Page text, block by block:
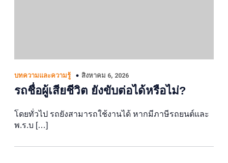
บทความและความรู้ สิงหาคม 6, 2026
รถชื่อผู้เสียชีวิต ยังขับต่อได้หรือไม่?
โดยทั่วไป รถยังสามารถใช้งานได้ หากมีภาษีรถยนต์และ
พ.ร.บ […]